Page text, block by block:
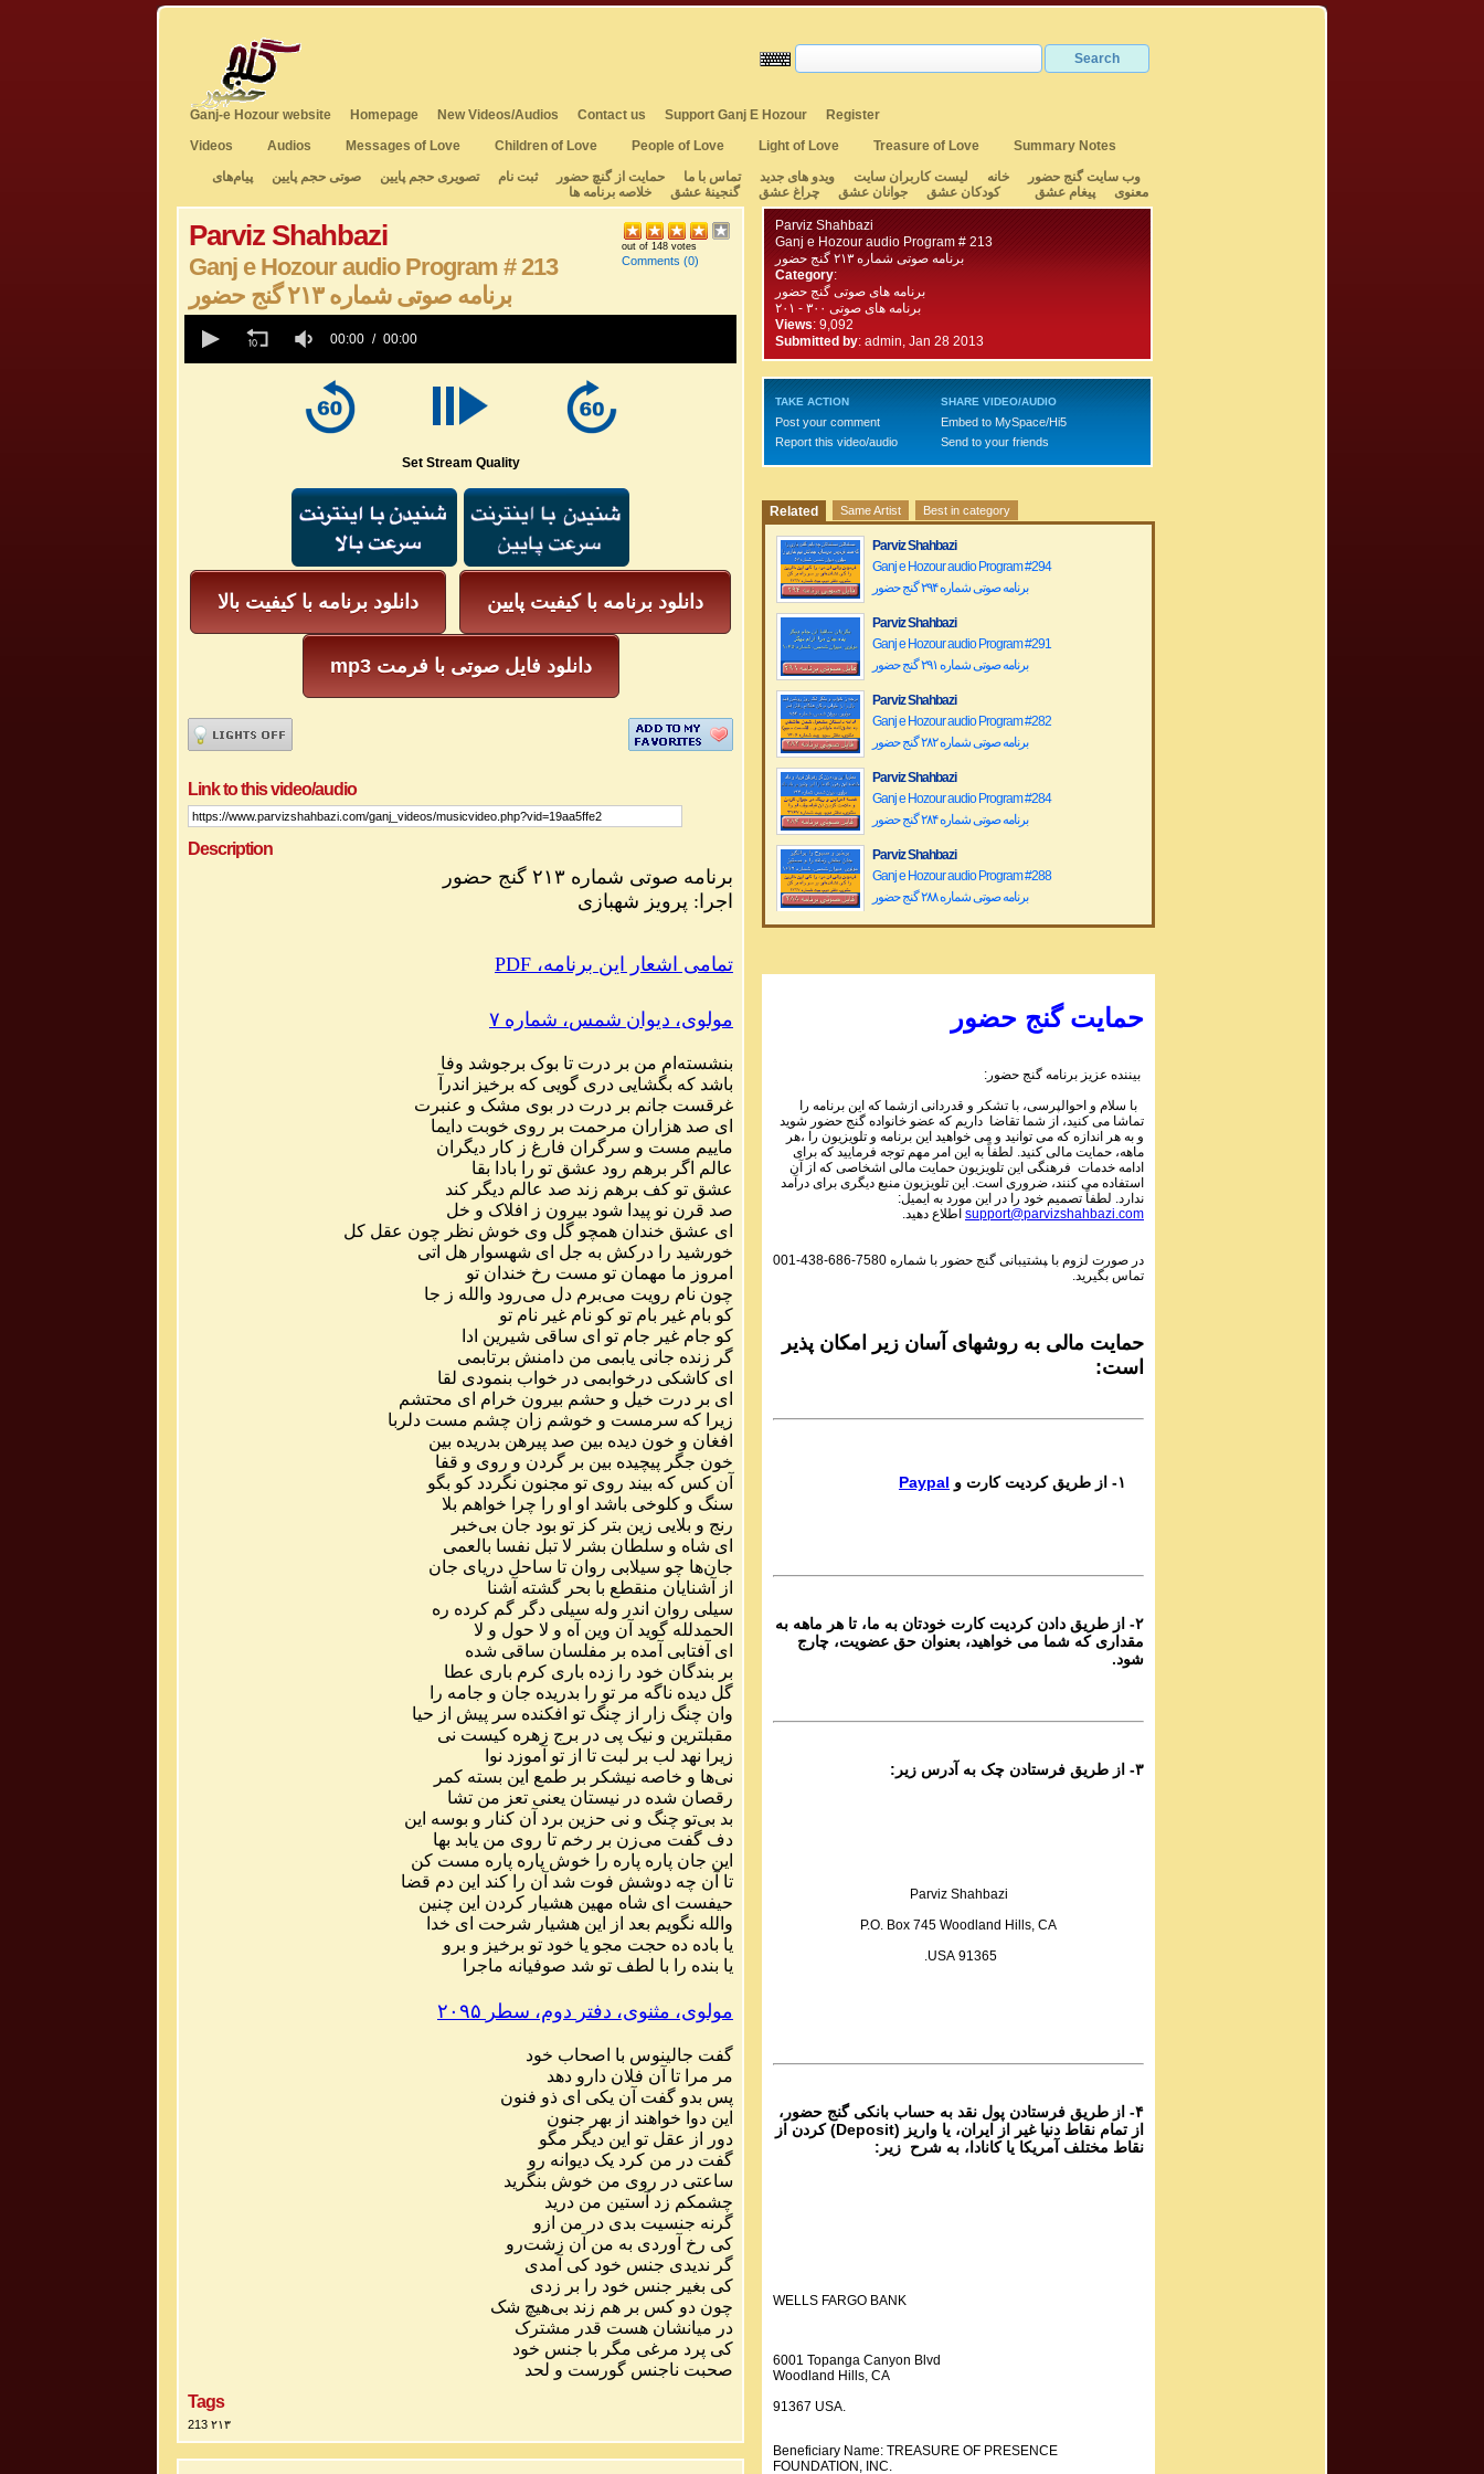
Ganj-e Hozour website Homepage New Videos/Audios Contact us Support Ganj E Hozour
Register
Videos
Audios Messages of Love Children of Love People of Love Light of Love Treasure of Love
Summary Notes
وب سایت گنج حضور
خانه لیست کاربران سایت ویدو های جدید تماس با ما حمایت از گنچ حضور ثبت نام تصویری حجم پایین صوتی حجم پایین
پیام‌های
معنوی
پیغام عشق کودکان عشق جوانان عشق چراغ عشق گنجینهٔ عشق خلاصه برنامه ها
Parviz Shahbazi
Ganj e Hozour audio Program # 213
برنامه صوتی شماره ۲۱۳ گنج حضور
out of 148 votes
Comments (0)
seconds
00:00 00:00
Set Stream Quality
دانلود برنامه با کیفیت بالا دانلود برنامه با کیفیت پایین
mp3 دانلود فایل صوتی با فرمت
Link to this video/audio
Description
برنامه صوتی شماره ۲۱۳ گنج حضور
اجرا: پرویز شهبازی
PDF ،تمامی اشعار این برنامه
مولوی، دیوان شمس، شماره ۷
بنشسته ام من بر درت تا بوک برجوشد وفا
باشد که بگشایی دری گویی که برخیز
اندرآ
غرقست جانم بر درت در بوی مشک و عنبرت
ای صد هزاران مرحمت بر روی خوبت دایما
ماییم مست و سرگران فارغ ز کار دیگران
عالم اگر برهم رود عشق تو را بادا بقا
عشق تو کف برهم زند صد عالم دیگر کند
صد قرن نو پیدا شود بیرون ز افلاک و خل
ای عشق خندان همچو گل وی خوش نظر چون عقل کل
خورشید را درکش به جل ای شهسوار هل اتی
امروز ما مهمان تو مست رخ خندان تو
چون نام رویت میبرم دل میرود والله ز جا
کو بام غیر بام تو کو نام غیر نام تو
کو جام غیر جام تو ای ساقی شیرین ادا
گر زنده جانی یابمی من دامنش برتابمی
ای کاشکی درخوابمی در خواب بنمودی لقا
ای بر درت خیل و حشم بیرون خرام ای محتشم
زیرا
که سرمست و خوشم زان چشم مست دلربا
افغان و خون دیده بین صد پیرهن بدریده بین
خون جگر پیچیده بین بر گردن و روی و قفا
آن کس که بیند روی تو مجنون نگردد کو بگو
سنگ و کلوخی باشد او او را چرا خواهم بلا
رنج و بلایی زین بتر کز تو بود جان بیخبر
ای شاه و سلطان بشر لا تبل نفسا بالعمی
جانها چو سیلابی روان تا ساحل دریای جان
از
آشنایان منقطع با بحر گشته آشنا
سیلی روان اندر وله سیلی دگر گم کرده ره
الحمدلله گوید آن وین آه و لا حول و لا
ای آفتابی آمده بر مفلسان ساقی شده
بر بندگان خود را زده باری کرم باری عطا
گل دیده ناگه مر تو را بدریده جان و جامه را
وان چنگ زار از چنگ تو افکنده سر پیش از حیا
مقبلترین و نیک پی در برج زهره کیست نی
زیرا
نهد لب بر لبت تا از تو آموزد نوا
نیها و خاصه نیشکر بر طمع این بسته کمر
رقصان شده در نیستان یعنی تعز من تشا
بد بیتو چنگ و نی حزین برد آن کنار و بوسه این
دف گفت میزن بر رخم تا روی من یابد بها
این جان پاره پاره را خوش پاره پاره مست کن
تا آن چه دوشش فوت شد آن را کند این دم قضا
حیفست ای شاه مهین هشیار کردن این چنین
والله نگویم بعد از این هشیار شرحت ای خدا
یا باده ده حجت مجو یا خود تو برخیز و برو
یا بنده را با لطف تو شد صوفیانه ماجرا
مولوی، مثنوی، دفتر دوم، سطر ۲۰۹۵
گفت جالینوس با اصحاب خود
مر مرا تا آن فلان دارو دهد
پس بدو گفت آن یکی ای ذو فنون
این دوا خواهند از بهر جنون
دور
از عقل تو این دیگر مگو
گفت در من کرد یک دیوانه رو
ساعتی در روی من خوش بنگرید
چشمکم زد آستین من درید
گرنه جنسیت بدی در من ازو
کی رخ آوردی به من آن زشترو
گر ندیدی جنس خود کی آمدی
کی بغیر جنس خود را بر زدی
چون دو کس بر هم زند بیهیچ شک
در میانشان هست قدر مشترک
کی پرد مرغی مگر با جنس خود
صحبت ناجنس گورست و لحد
Tags
213 ۲۱۳
Parviz Shahbazi
Ganj e Hozour audio Program # 213
برنامه صوتی شماره ۲۱۳ گنج حضور
Category:
برنامه های صوتی گنج حضور
Views: 9,092
Submitted by: admin, Jan 28 2013
TAKE ACTION
Post your comment
Report this video/audio
SHARE VIDEO/AUDIO
Embed to MySpace/Hi5
Send to your friends
Related Same Artist Best in category
Parviz Shahbazi
Ganj e Hozour audio Program #294
برنامه صوتی شماره ۲۹۴ گنج حضور
Parviz Shahbazi
Ganj e Hozour audio Program #291
برنامه صوتی شماره ۲۹۱ گنج حضور
Parviz Shahbazi
Ganj e Hozour audio Program #282
برنامه صوتی شماره ۲۸۲ گنج حضور
Parviz Shahbazi
Ganj e Hozour audio Program #284
برنامه صوتی شماره ۲۸۴ گنج حضور
Parviz Shahbazi
Ganj e Hozour audio Program #288
برنامه صوتی شماره ۲۸۸ گنج حضور
Parviz Shahbazi
برنامه صوتی شماره ۲۰۰ گنج حضور
Ganj e Hozour audio Program # 201
Ganj e Hozour audio Program # 202
برنامه صوتی شماره ۲۰۲ گنج حضور
Parviz Shahbazi
Ganj e Hozour audio Program # 203
برنامه صوتی شماره ۲۰۳ گنج حضور
Ganj e Hozour audio Program # 204
Ganj e Hozour audio Program # 205
Ganj e Hozour audio Program # 206
Parviz Shahbazi
Ganj e Hozour audio Program # 208
Ganj e Hozour audio Program # 209
Parviz Shahbazi
Ganj e Hozour audio Program # 210
Ganj e Hozour audio Program # 211
Parviz Shahbazi
برنامه صوتی شماره ۲۱۳ گنج حضور
Ganj e Hozour audio Program # 214
حمایت گنج حضور
بیننده عزیز برنامه گنج حضور:
با سلام و احوالپرسی، با تشکر و قدردانی ازشما که این برنامه را
تماشا می کنید، از شما تقاضا داریم که عضو خانواده گنج حضور شوید
و به هر اندازه که می توانید و می خواهید این برنامه و تلویزیون را ،هر
ماهه، حمایت مالی کنید. لطفاً به این امر مهم توجه فرمایید که برای
ادامه خدمات فرهنگی این تلویزیون حمایت مالی اشخاصی که از آن
استفاده می کنند، ضروری است. این تلویزیون منبع دیگری برای درآمد
ندارد. لطفاً تصمیم خود را در این مورد به ایمیل:
support@parvizshahbazi.com اطلاع دهید.
در صورت لزوم با ‍پشتیبانی گنج حضور با شماره 001-438-686-7580
تماس بگیرید.
حمایت مالی به روشهای آسان زیر امکان پذیر
است:
Paypal
۲- از طریق دادن کردیت کارت خودتان به ما، تا هر ماهه به
مقداری که شما می خواهید، بعنوان حق عضویت، چارج
شود.
۳- از طریق فرستادن چک به آدرس زیر:
Parviz Shahbazi
P.O. Box 745 Woodland Hills, CA
91365 USA.
۴- از طریق فرستادن پول نقد به حساب بانکی گنج حضور،
از تمام نقاط دنیا غیر از ایران، یا واریز (Deposit) کردن از
نقاط مختلف آمریکا یا کانادا، به شرح زیر:
WELLS FARGO BANK
6001 Topanga Canyon Blvd
Woodland Hills, CA
91367 USA.
Beneficiary Name: TREASURE OF PRESENCE
FOUNDATION, INC.